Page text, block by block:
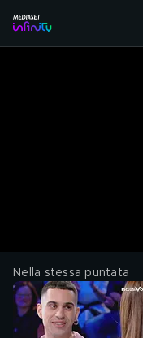
Nella stessa puntata